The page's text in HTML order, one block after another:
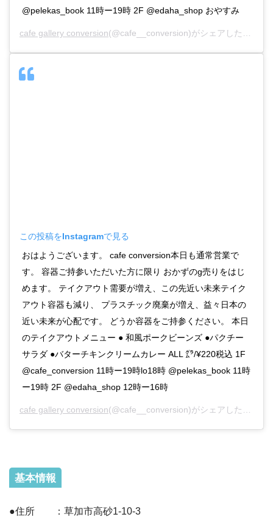
@pelekas_book 11時ー19時 2F @edaha_shop おやすみ
cafe gallery conversion(@cafe__conversion)がシェアした投稿 –
この投稿をInstagramで見る
おはようございます。 cafe conversion本日も通常営業で
す。 容器ご持参いただいた方に限り おかずのg売りをはじ
めます。 テイクアウト需要が増え、この先近い未来テイク
アウト容器も減り、 プラスチック廃棄が増え、益々日本の
近い未来が心配です。 どうか容器をご持参ください。 本日
のテイクアウトメニュー ● 和風ポークビーンズ ●パクチー
サラダ ●バターチキンクリームカレー ALL ㌘/¥220税込 1F
@cafe_conversion 11時ー19時lo18時 @pelekas_book 11時
ー19時 2F @edaha_shop 12時ー16時
cafe gallery conversion(@cafe__conversion)がシェアした投稿 –
基本情報
●住所 ：草加市高砂1-10-3